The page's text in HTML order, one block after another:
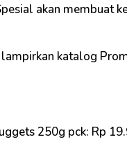
akan membuat
katalog
250g pck: Rp